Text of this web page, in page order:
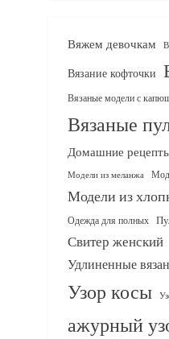
Вяжем девочкам
Вязание кофточки
Вязаные модели с
Вязаные
Домашние
Модели из меланжа
Модели из
Одежда для полных
Свитер женский
Удлиненные
Узор косы
ажурный